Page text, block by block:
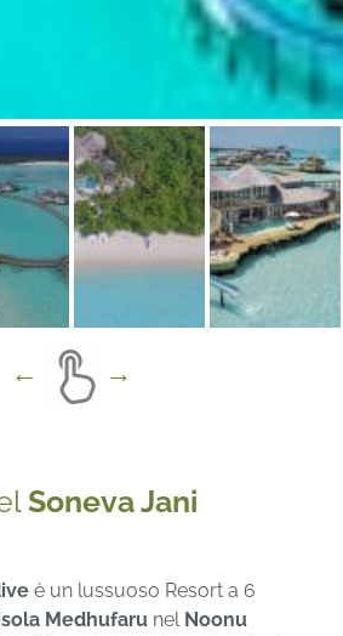
Soneva Jani
è un lussuoso Resort a 6
Medhufaru nel Noonu